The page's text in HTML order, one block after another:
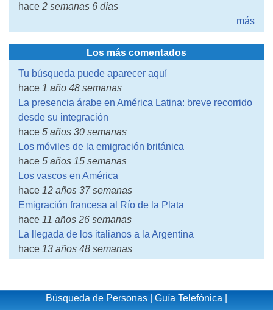
hace 2 semanas 6 días
más
Los más comentados
Tu búsqueda puede aparecer aquí
hace 1 año 48 semanas
La presencia árabe en América Latina: breve recorrido
desde su integración
hace 5 años 30 semanas
Los móviles de la emigración británica
hace 5 años 15 semanas
Los vascos en América
hace 12 años 37 semanas
Emigración francesa al Río de la Plata
hace 11 años 26 semanas
La llegada de los italianos a la Argentina
hace 13 años 48 semanas
Búsqueda de Personas Guía Telefónica